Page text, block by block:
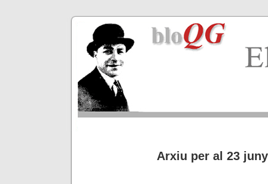
Arxiu per al 23